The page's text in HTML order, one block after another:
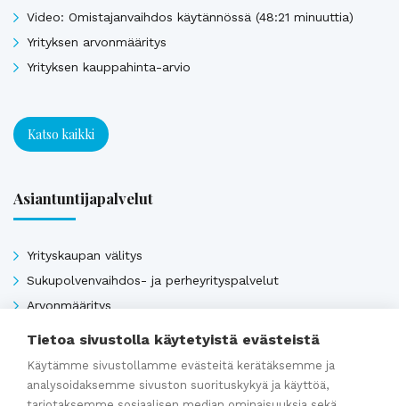
Video: Omistajanvaihdos käytännössä (48:21 minuuttia)
Yrityksen arvonmääritys
Yrityksen kauppahinta-arvio
Katso kaikki
Asiantuntijapalvelut
Yrityskaupan välitys
Sukupolvenvaihdos- ja perheyrityspalvelut
Arvonmääritys
Tietoa sivustolla käytetyistä evästeistä
Käytämme sivustollamme evästeitä kerätäksemme ja
analysoidaksemme sivuston suorituskykyä ja käyttöä,